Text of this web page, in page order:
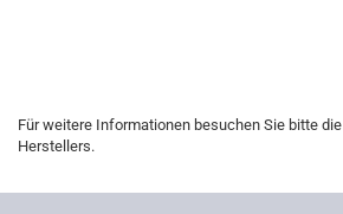
Für weitere Informationen besuchen Sie bitte die
Herstellers.